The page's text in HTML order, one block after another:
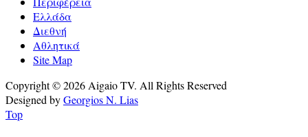
Ελλάδα
Διεθνή
Αθλητικά
Site Map
Copyright © 2026 Aigaio TV. All Rights Reserved
Designed byGeorgios N. Lias
Top